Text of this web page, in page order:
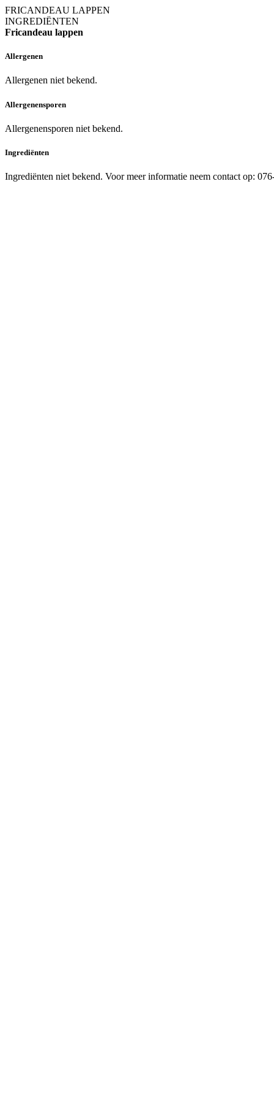
FRICANDEAU LAPPEN
INGREDIËNTEN
Fricandeau lappen
Allergenen
Allergenen niet bekend.
Allergenensporen
Allergenensporen niet bekend.
Ingrediënten
Ingrediënten niet bekend. Voor meer informatie neem contact op: